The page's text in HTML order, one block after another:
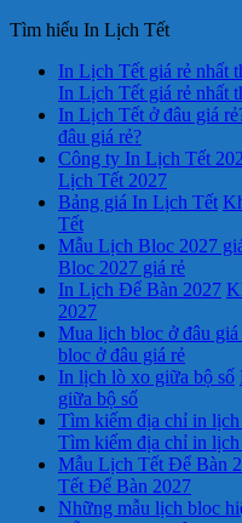
Tìm hiểu In Lịch Tết
In Lịch Tết giá rẻ nhất
In Lịch Tết giá rẻ nhất
In Lịch Tết ở đâu giá
đâu giá rẻ?
Công ty In Lịch Tết
Lịch Tết 2027
Bảng giá In Lịch Tết
Tết
Mẫu Lịch Bloc 2027
Bloc 2027 giá rẻ
In Lịch Để Bàn 2027
2027
Mua lịch bloc ở đâu giá
bloc ở đâu giá rẻ
In lịch lò xo giữa bộ số
giữa bộ số
Tìm kiếm địa chỉ in lịch
Tìm kiếm địa chỉ in lịch
Mẫu Lịch Tết Để Bàn
Tết Để Bàn 2027
Những mẫu lịch bloc